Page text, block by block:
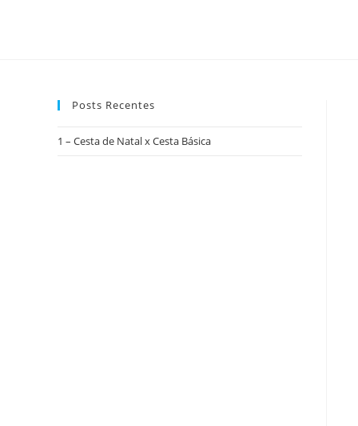
Posts Recentes
1 – Cesta de Natal x Cesta Básica